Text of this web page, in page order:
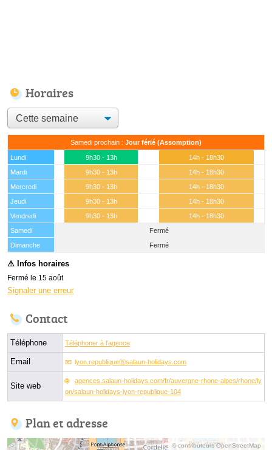
Horaires
Samedi prochain : Jour férié (Assomption)
Lundi 9h30 - 13h
14h - 18h30
Mardi
9h30 - 13h
14h - 18h30
Mercredi
9h30 - 13h
14h - 18h30
Jeudi
9h30 - 13h
14h - 18h30
Vendredi
9h30 - 13h
14h - 18h30
Samedi
(15 août)
Fermé
Dimanche
Fermé
Fermé le 15 août
Signaler une erreur
Contact
Téléphone Téléphoner à l'agence
Email lyon.republiqueⓐsalaun-holidays.com
Site web
agences.salaun-holidays.com/fr/auvergne-rhone-alpes/rhone/ly
on/salaun-holidays-lyon-republique-104
Plan et adresse
© contributeurs OpenStreetMap